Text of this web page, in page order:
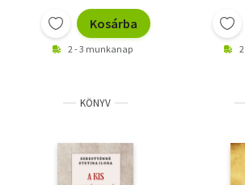
Kosárba
2 - 3 munkanap
KÖNYV